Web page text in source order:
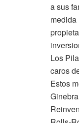
a sus
medida
Los
caros
Estos